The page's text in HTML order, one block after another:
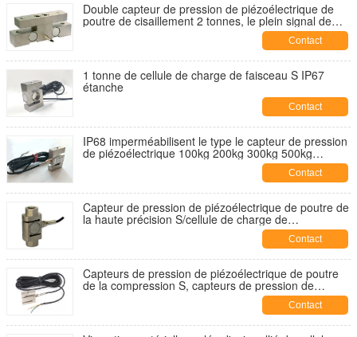
Double capteur de pression de piézoélectrique de
poutre de cisaillement 2 tonnes, le plein signal de
sortie du capteur de pression de piézoélectrique de
Contact
1 tonne de cellule de charge de faisceau S IP67
étanche
Contact
IP68 imperméabilisent le type le capteur de pression
de piézoélectrique 100kg 200kg 300kg 500kg
Contact
Capteur de pression de piézoélectrique de poutre de
la haute précision S/cellule de charge de
Contact
Capteurs de pression de piézoélectrique de poutre
de la compression S, capteurs de pression de
piézoélectrique d'échelle de grue, capteur de
pression de piézoélectrique de haute qualité,
capteurs de pression de piézoélectrique d'acier allié
Contact